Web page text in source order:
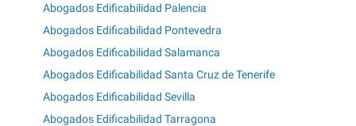
Abogados Edificabilidad Palencia
Abogados Edificabilidad Pontevedra
Abogados Edificabilidad Salamanca
Abogados Edificabilidad Santa Cruz de Tenerife
Abogados Edificabilidad Sevilla
Abogados Edificabilidad Tarragona